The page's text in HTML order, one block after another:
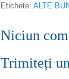
Etichete: ALTE
Niciun
Trimiteți